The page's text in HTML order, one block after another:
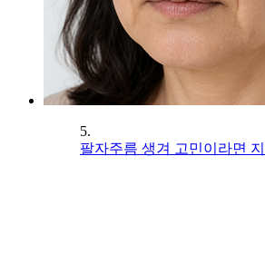
5.
팔자주름 생겨 고민이라면